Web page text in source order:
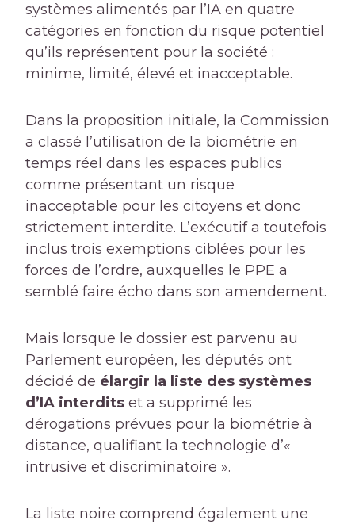
systèmes alimentés par l’IA en quatre
catégories en fonction du risque potentiel
qu’ils représentent pour la société :
minime, limité, élevé et inacceptable.
Dans la proposition initiale, la Commission
a classé l’utilisation de la biométrie en
temps réel dans les espaces publics
comme présentant un risque
inacceptable pour les citoyens et donc
strictement interdite. L’exécutif a toutefois
inclus trois exemptions ciblées pour les
forces de l’ordre, auxquelles le PPE a
semblé faire écho dans son amendement.
Mais lorsque le dossier est parvenu au
Parlement européen, les députés ont
décidé de élargir la liste des systèmes
d’IA interdits et a supprimé les
dérogations prévues pour la biométrie à
distance, qualifiant la technologie d’«
intrusive et discriminatoire ».
La liste noire comprend également une